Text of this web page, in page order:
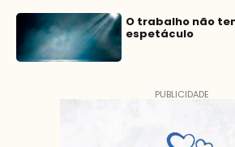
O trabalho não
espetáculo
PUBLICIDADE